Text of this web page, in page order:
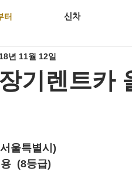
터 신차
기렌트카
년 11월 12일
울특별시)
(8등급)